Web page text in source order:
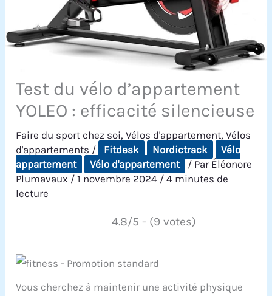
Test du vélo d’appartement
YOLEO : efficacité silencieuse
Faire du sport chez soi,Vélos d'appartement,Vélos
d'appartements / Fitdesk Nordictrack
Vélo
appartement
Vélo d'appartement / Par Éléonore
Plumavaux /1 novembre 2024 /4 minutes de
lecture
4.8/5 - (9 votes)
Vous cherchez à maintenir une activité physique